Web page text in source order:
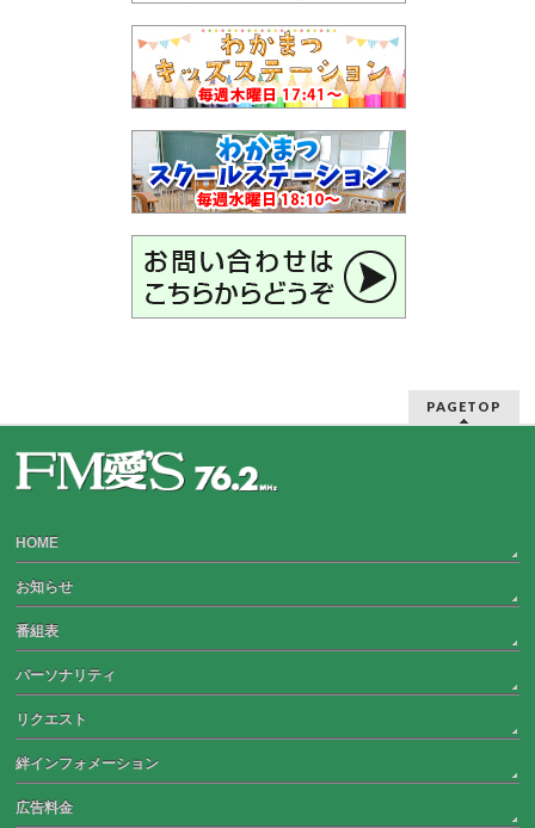
PAGETOP
HOME
お知らせ
番組表
パーソナリティ
リクエスト
絆インフォメーション
広告料金